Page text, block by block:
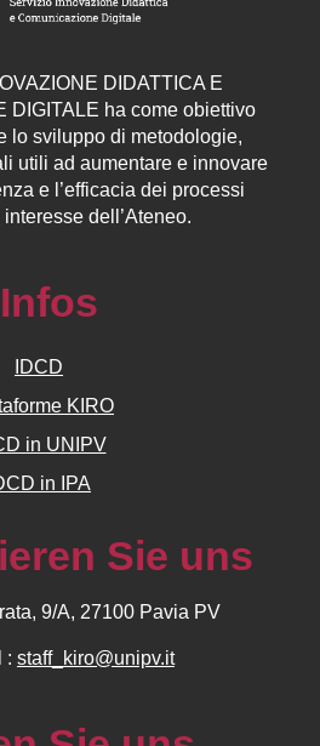
DIDATTICA E
DIGITALE ha come obiettivo
lo sviluppo di metodologie,
utili ad aumentare e innovare
e l’efficacia dei processi
dell’Ateneo.
Infos
IDCD
KIRO
in UNIPV
in IPA
Sie uns
9/A, 27100 Pavia PV
: staff_kiro@unipv.it